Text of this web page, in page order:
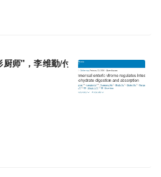
厨师"，李维勤/付爱坤发现共生病毒组被